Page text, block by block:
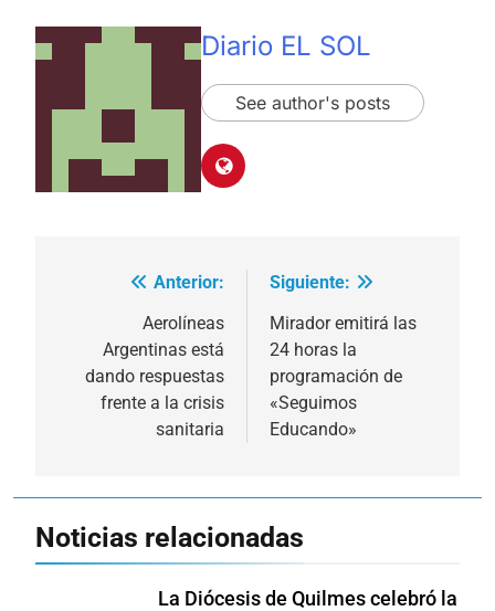
Diario EL SOL
See author's posts
Navegación
entradas
Anterior:
Aerolíneas
Argentinas está
dando respuestas
frente a la crisis
sanitaria
Siguiente:
Mirador emitirá las
24 horas la
programación de
«Seguimos
Educando»
Noticias relacionadas
La Diócesis de Quilmes celebró la